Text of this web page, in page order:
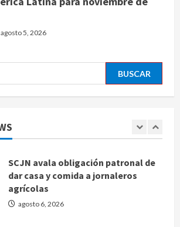
agosto 5, 2026
su inicio de la Leagues Cup 2026
Sin información disponible sobre el
Aeropuerto Internacional de la
SCJN avala obligación patronal de
dar casa y comida a jornaleros
agrícolas
agosto 6, 2026